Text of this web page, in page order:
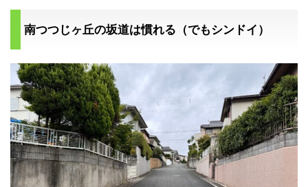
南つつじヶ丘の坂道は慣れる（でもシンドイ）